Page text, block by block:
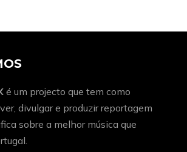
é um projecto que tem como
divulgar e produzir reportagem
sobre a melhor música que